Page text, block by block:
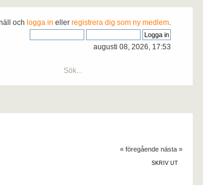
ochlogga in ellerregistrera dig som ny medlem
augusti 08, 2026, 17:53
« föregående nästa »
SKRIV UT